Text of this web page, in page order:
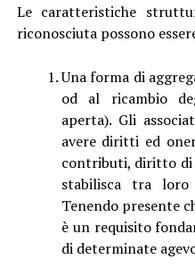
Le caratteristiche
riconosciuta possono
Una forma di
od al ricambio
aperta). Gli
avere diritti ed
contributi, diritto di
stabilisca tra
Tenendo presente
è un requisito
di determinate